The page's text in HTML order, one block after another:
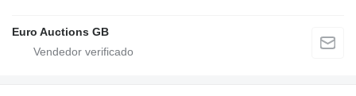
Euro Auctions GB